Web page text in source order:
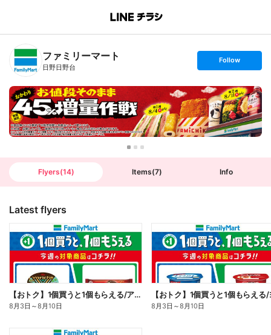
B
n
T
ファミリーマート
日野日野台
s
t
o
l
l
o
w
Follow
Flyers(14) Items(7) Info
Latest flyers
【おトク】1個買うと1個もらえる/アイス
8月3日 ～8月10日 8月3日 ～8月10日